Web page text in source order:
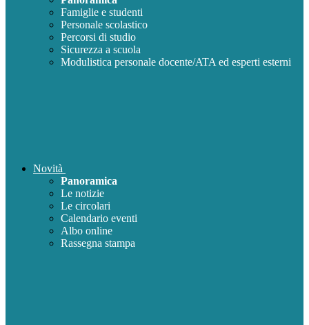
Famiglie e studenti
Personale scolastico
Percorsi di studio
Sicurezza a scuola
Modulistica personale docente/ATA ed esperti esterni
Novità
Panoramica
Le notizie
Le circolari
Calendario eventi
Albo online
Rassegna stampa